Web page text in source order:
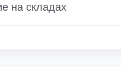
на складах